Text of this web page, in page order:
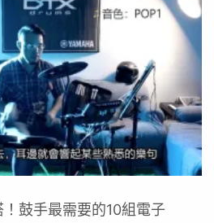
鼓手最需要的10組電子